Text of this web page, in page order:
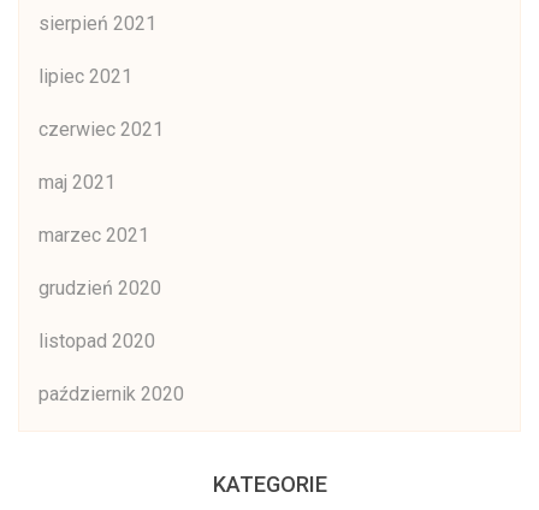
sierpień 2021
lipiec 2021
czerwiec 2021
maj 2021
marzec 2021
grudzień 2020
listopad 2020
październik 2020
KATEGORIE